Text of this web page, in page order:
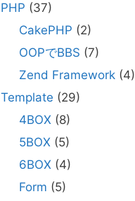
PHP (37)
CakePHP (2)
OOPでBBS (7)
Zend Framework(4)
Template (29)
4BOX(8)
5BOX(5)
6BOX(4)
Form (5)